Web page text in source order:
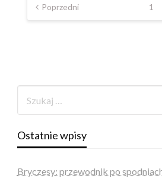
po
wpisach
Poprzedni 1
Ostatnie wpisy
Bryczesy: przewodnik po